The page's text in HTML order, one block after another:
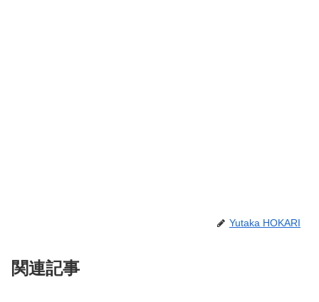
Yutaka HOKARI
関連記事